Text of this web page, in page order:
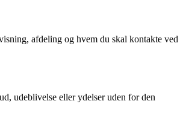
afdeling og hvem du skal kontakte ved
udeblivelse eller ydelser uden for den